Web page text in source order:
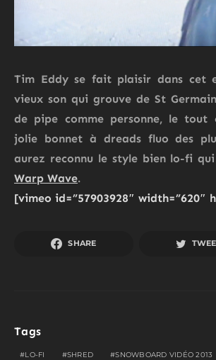
Tim Eddyse fait plaisir dans cet
vieux son qui grouve de St
de pipe comme personne, le tout
jolie bonnet à dreads fluo des
aurez reconnu le style bien lo-fi qui
Warp Wave.
[vimeo id=”57903928″ width=”620″
SHARE
Tags
LO-FI SHRED SNOWBOARD VIDÉO 2013